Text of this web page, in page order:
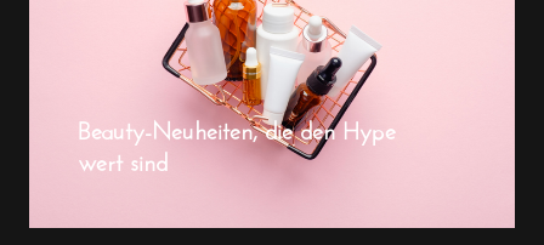
Beauty-Neuheiten, die den Hype
wert sind